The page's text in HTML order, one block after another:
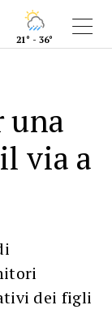
21° - 36°
una
via a
dei figli